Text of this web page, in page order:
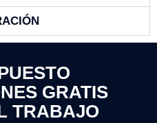
GRATIS
TRABAJO